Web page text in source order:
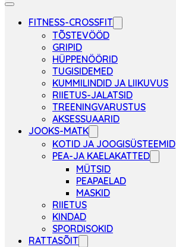
FITNESS-CROSSFIT
TÕSTEVÖÖD
GRIPID
HÜPPENÖÖRID
TUGISIDEMED
KUMMILINDID JA LIIKUVUS
RIIETUS-JALATSID
TREENINGVARUSTUS
AKSESSUAARID
JOOKS-MATK
KOTID JA JOOGISÜSTEEMID
PEA-JA KAELAKATTED
MÜTSID
PEAPAELAD
MASKID
RIIETUS
KINDAD
SPORDISOKID
RATTASÕIT